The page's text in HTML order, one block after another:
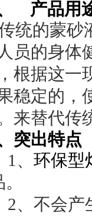
产品用
统的蒙砂
员的身体
根据这一
稳定的，
来替代传
突出特点
1 、 环保型
2、不会产